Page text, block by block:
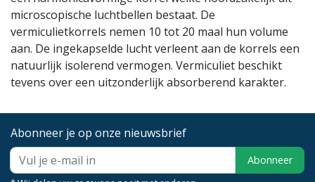
microscopische luchtbellen bestaat. De
vermiculietkorrels nemen 10 tot 20 maal hun volume
aan. De ingekapselde lucht verleent aan de korrels een
natuurlijk isolerend vermogen. Vermiculiet beschikt
tevens over een uitzonderlijk absorberend karakter.
Abonneer je op onze nieuwsbrief
Abonneer